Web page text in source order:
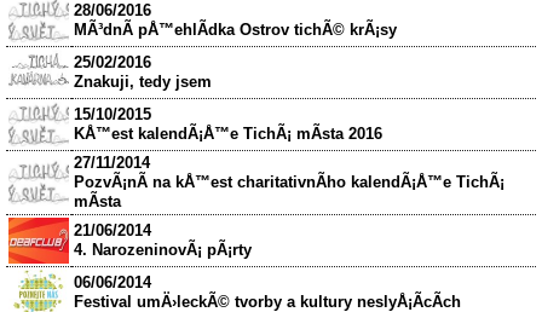
28/06/2016
MÃ³dnÃ­ pÅ™ehlÃ­dka Ostrov tichÃ© krÃ¡sy
25/02/2016
Znakuji, tedy jsem
15/10/2015
KÅ™est kalendÃ¡Å™e TichÃ¡ mÃ­sta 2016
27/11/2014
PozvÃ¡nÃ­ na kÅ™est charitativnÃ­ho kalendÃ¡Å™e TichÃ¡
mÃ­sta
21/06/2014
4. NarozeninovÃ¡ pÃ¡rty
06/06/2014
Festival umÄ›leckÃ© tvorby a kultury neslyÅ¡Ã­cÃ­ch